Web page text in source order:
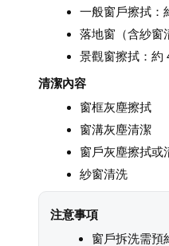
一般窗戶擦拭：
落地窗（含紗窗
景觀窗擦拭：約
清潔內容
窗框灰塵擦拭
窗溝灰塵清潔
窗戶灰塵擦拭或
紗窗清洗
注意事項
窗戶拆洗需預